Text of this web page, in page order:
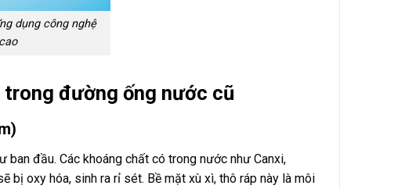
dụng công nghệ
trong đường ống nước cũ
đầu. Các khoáng chất có trong nước như Canxi,
bị oxy hóa, sinh ra rỉ sét. Bề mặt xù xì, thô ráp này là môi